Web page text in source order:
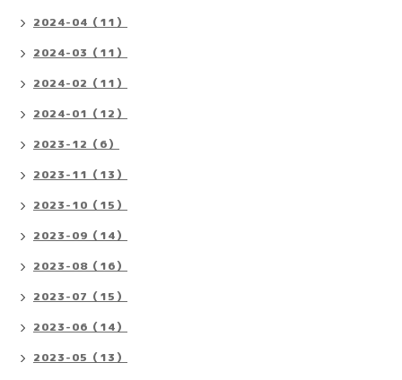
2024-04（11）
2024-03（11）
2024-02（11）
2024-01（12）
2023-12（6）
2023-11（13）
2023-10（15）
2023-09（14）
2023-08（16）
2023-07（15）
2023-06（14）
2023-05（13）